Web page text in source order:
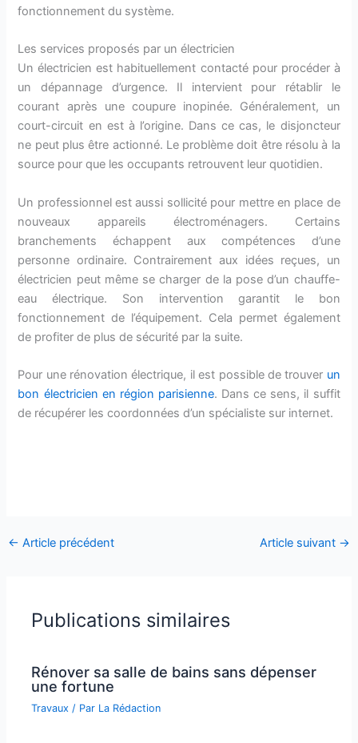
fonctionnement du système.
Les services proposés par un électricien
Un électricien est habituellement contacté pour procéder à
un dépannage d’urgence. Il intervient pour rétablir le
courant après une coupure inopinée. Généralement, un
court-circuit en est à l’origine. Dans ce cas, le disjoncteur
ne peut plus être actionné. Le problème doit être résolu à la
source pour que les occupants retrouvent leur quotidien.
Un professionnel est aussi sollicité pour mettre en place de
nouveaux appareils électroménagers. Certains
branchements échappent aux compétences d’une
personne ordinaire. Contrairement aux idées reçues, un
électricien peut même se charger de la pose d’un chauffe-
eau électrique. Son intervention garantit le bon
fonctionnement de l’équipement. Cela permet également
de profiter de plus de sécurité par la suite.
Pour une rénovation électrique, il est possible de trouver un
bon électricien en région parisienne. Dans ce sens, il suffit
de récupérer les coordonnées d’un spécialiste sur internet.
← Article précédent Article suivant →
Publications similaires
Rénover sa salle de bains sans dépenser
une fortune
Travaux / Par La Rédaction